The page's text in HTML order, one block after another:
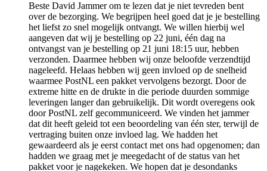
Beste David Jammer om te lezen dat je niet tevreden bent
over de bezorging. We begrijpen heel goed dat je je bestelling
het liefst zo snel mogelijk ontvangt. We willen hierbij wel
aangeven dat wij je bestelling op 22 juni, één dag na
ontvangst van je bestelling op 21 juni 18:15 uur, hebben
verzonden. Daarmee hebben wij onze beloofde verzendtijd
nageleefd. Helaas hebben wij geen invloed op de snelheid
waarmee PostNL een pakket vervolgens bezorgt. Door de
extreme hitte en de drukte in die periode duurden sommige
leveringen langer dan gebruikelijk. Dit wordt overegens ook
door PostNL zelf gecommuniceerd. We vinden het jammer
dat dit heeft geleid tot een beoordeling van één ster, terwijl de
vertraging buiten onze invloed lag. We hadden het
gewaardeerd als je eerst contact met ons had opgenomen; dan
hadden we graag met je meegedacht of de status van het
pakket voor je nagekeken. We hopen dat je desondanks